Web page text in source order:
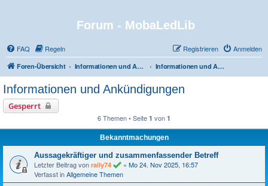
Forum - MobaLedLib
FAQ Regeln Anmelden
Registrieren
Foren-Übersicht Informationen und Ankündigungen Informationen und Ankündigungen
Informationen und Ankündigungen
Gesperrt
6 Themen • Seite 1 von 1
Bekanntmachungen
Aussagekräftiger und zusammenfassender Betreff
Letzter Beitrag von raily74 « Mo 24. Nov 2025, 16:57
Verfasst inAllgemeine Themen